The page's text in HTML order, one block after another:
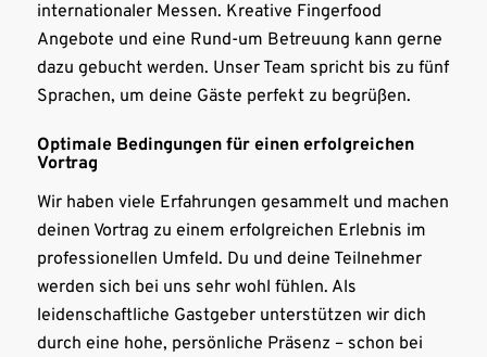
internationaler Messen. Kreative Fingerfood
Angebote und eine Rund-um Betreuung kann gerne
dazu gebucht werden. Unser Team spricht bis zu fünf
Sprachen, um deine Gäste perfekt zu begrüßen.
Optimale Bedingungen für einen erfolgreichen
Vortrag
Wir haben viele Erfahrungen gesammelt und machen
deinen Vortrag zu einem erfolgreichen Erlebnis im
professionellen Umfeld. Du und deine Teilnehmer
werden sich bei uns sehr wohl fühlen. Als
leidenschaftliche Gastgeber unterstützen wir dich
durch eine hohe, persönliche Präsenz – schon bei